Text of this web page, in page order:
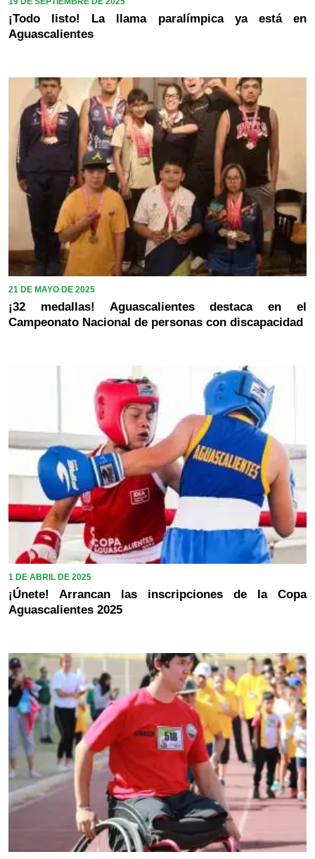
¡Todo listo! La llama paralímpica ya está en
Aguascalientes
21 DE MAYO DE 2025
¡32 medallas! Aguascalientes destaca en el
Campeonato Nacional de personas con discapacidad
1 DE ABRIL DE 2025
¡Únete! Arrancan las inscripciones de la Copa
Aguascalientes 2025